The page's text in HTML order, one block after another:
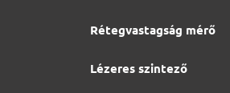
Rétegvastagság mérő
Lézeres szintező